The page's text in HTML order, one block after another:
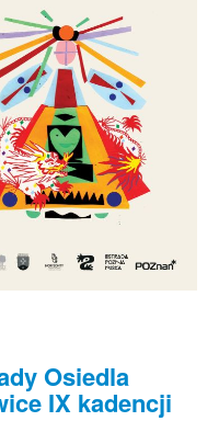
Osiedla
IX kadencji